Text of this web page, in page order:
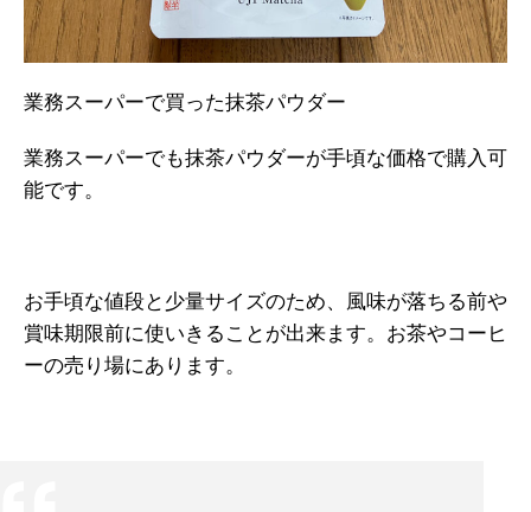
業務スーパーで買った抹茶パウダー
業務スーパーでも抹茶パウダーが手頃な価格で購入可
能です。
お手頃な値段と少量サイズのため、風味が落ちる前や
賞味期限前に使いきることが出来ます。お茶やコーヒ
ーの売り場にあります。